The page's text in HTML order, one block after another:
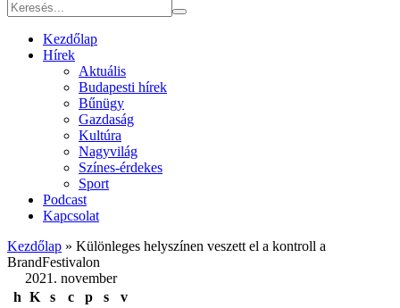
Kezdőlap
Hírek
Aktuális
Budapesti hírek
Bűnügy
Gazdaság
Kultúra
Nagyvilág
Színes-érdekes
Sport
Podcast
Kapcsolat
Kezdőlap » Különleges helyszínen veszett el a kontroll a
BrandFestivalon
2021. november
h K s c p s
v